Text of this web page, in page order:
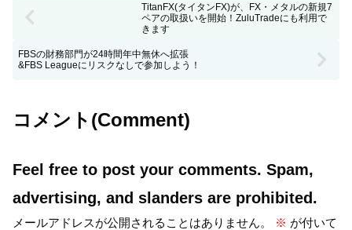
TitanFX(タイタンFX)が、FX・メタルの新規7
ペアの取扱いを開始！ZuluTradeにも利用で
きます
FBSの財務部門が24時間年中無休へ拡張
&FBS Leagueにリスクなしで参加しよう！
コメント(Comment)
Feel free to post your comments. Spam,
advertising, and slanders are prohibited.
メールアドレスが公開されることはありません。 ※ が付いて